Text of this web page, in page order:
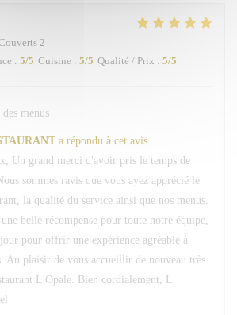
2
: 5/5 Cuisine : 5/5 Qualité / Prix : 5/5
menus
a répondu à cet avis
Un grand merci d'avoir pris le temps de
sommes ravis que vous ayez apprécié le
la qualité du service ainsi que nos menus.
belle récompense pour toute notre équipe,
pour offrir une expérience agréable à
Au plaisir de vous accueillir de nouveau très
L'Opale. Bien cordialement, L.